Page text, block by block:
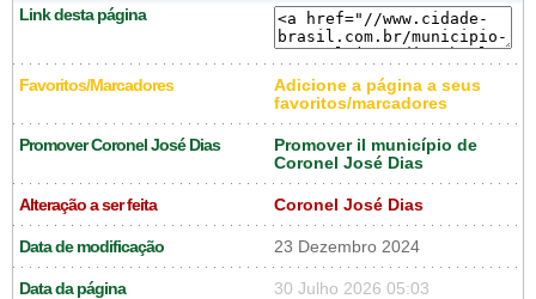
Link desta página
Favoritos/Marcadores
Adicione a página a seus
favoritos/marcadores
Promover Coronel José Dias
Promover il município de
Coronel José Dias
Alteração a ser feita Coronel José Dias
Data de modificação 23 Dezembro 2024
Data da página 30 Julho 2026 05:03